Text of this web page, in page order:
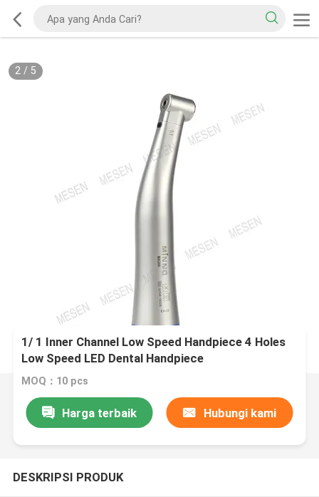
2/ 5
1/ 1 Inner Channel Low Speed Handpiece 4 Holes
Low Speed LED Dental Handpiece
MOQ：10 pcs
Harga terbaik Hubungi kami
DESKRIPSI PRODUK